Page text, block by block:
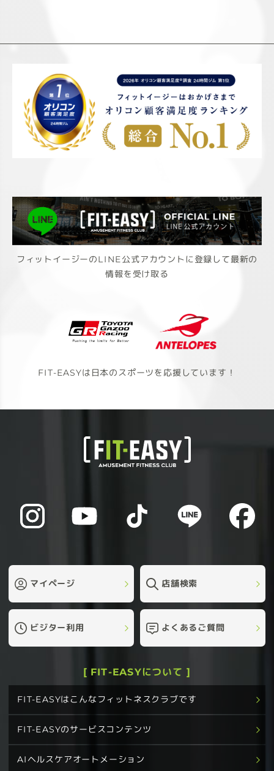
フィットイージーのLINE公式アカウントに登録して最新の
情報を受け取る
FIT-EASYは日本のスポーツを応援しています！
マイページ 店舗検索
ビジター利用 よくあるご質問
[ FIT-EASYについて ]
FIT-EASYはこんなフィットネスクラブです
FIT-EASYのサービスコンテンツ
AIヘルスケアオートメーション